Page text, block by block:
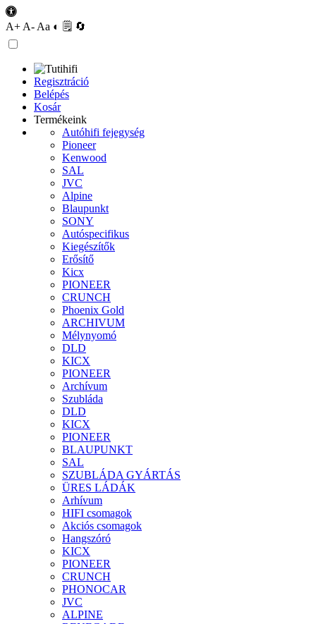
A+ A- Aa ◐ 🗒 🔄
Regisztráció
Belépés
Kosár
Termékeink
Autóhifi fejegység
Pioneer
Kenwood
SAL
JVC
Alpine
Blaupunkt
SONY
Autóspecifikus
Kiegészítők
Erősítő
Kicx
PIONEER
CRUNCH
Phoenix Gold
ARCHIVUM
Mélynyomó
DLD
KICX
PIONEER
Archívum
Szubláda
DLD
KICX
PIONEER
BLAUPUNKT
SAL
SZUBLÁDA GYÁRTÁS
ÜRES LÁDÁK
Arhívum
HIFI csomagok
Akciós csomagok
Hangszóró
KICX
PIONEER
CRUNCH
PHONOCAR
JVC
ALPINE